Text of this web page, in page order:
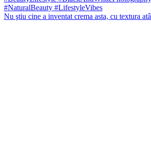
Nu ştiu cine a inventat crema asta, cu textura atâ